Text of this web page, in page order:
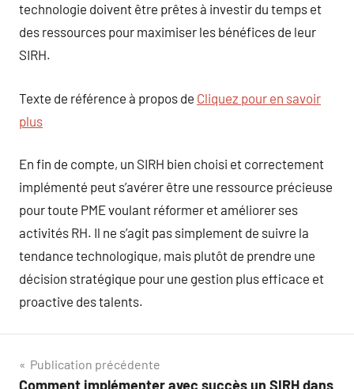
technologie doivent être prêtes à investir du temps et
des ressources pour maximiser les bénéfices de leur
SIRH.
Texte de référence à propos de Cliquez pour en savoir
plus
En fin de compte, un SIRH bien choisi et correctement
implémenté peut s’avérer être une ressource précieuse
pour toute PME voulant réformer et améliorer ses
activités RH. Il ne s’agit pas simplement de suivre la
tendance technologique, mais plutôt de prendre une
décision stratégique pour une gestion plus efficace et
proactive des talents.
Navigation
Publication précédente
Comment implémenter avec succès un SIRH dans